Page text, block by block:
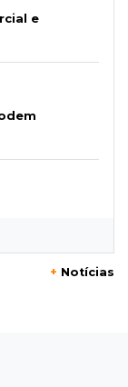
e
jogo que
+ Notícias